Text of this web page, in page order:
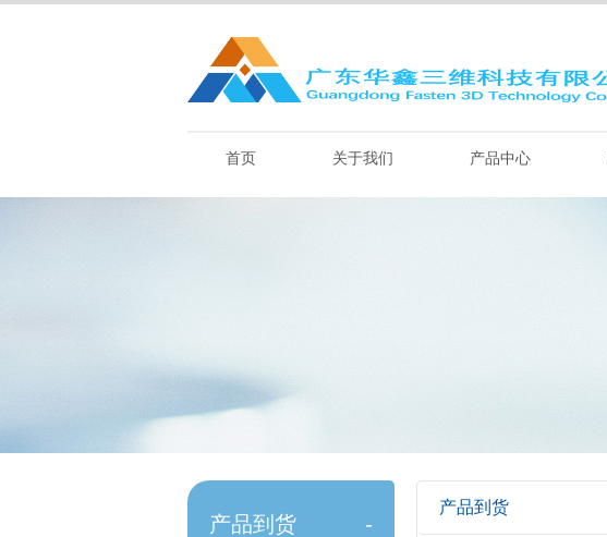
首页 关于我们 产品中心
产品到货 -
产品到货